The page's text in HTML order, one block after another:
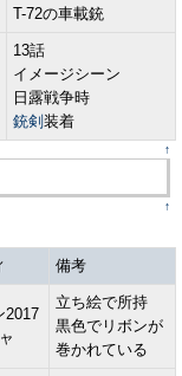
T-72の車載銃
13話
イメージシーン
日露戦争時
銃剣 装着
↑
↑
備考
2017
立ち絵で所持
黒色でリボンが
巻かれている